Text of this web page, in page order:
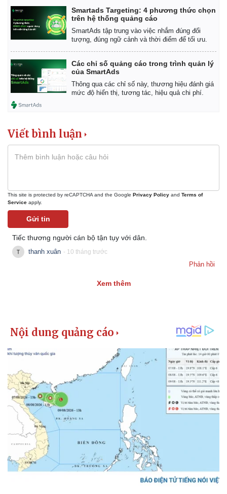
Lịch thi đấu bóng đá
Thế giới thể thao
Hậu trường
Ô tô - Xe máy
Xe máy
Smartads Targeting: 4 phương thức chọn
trên hệ thống quảng cáo
SmartAds tập trung vào việc nhắm đúng đối
tượng, đúng ngữ cảnh và thời điểm để tối ưu.
Các chỉ số quảng cáo trong trình quản lý
của SmartAds
Thông qua các chỉ số này, thương hiệu đánh giá
mức độ hiển thị, tương tác, hiệu quả chi phí.
Viết bình luận
This site is protected by reCAPTCHA and the Google Privacy Policy and Terms of
Service apply.
Gửi tin
Tiếc thương người cán bộ tận tụy với dân.
thanh xuân - 10 tháng trước
Phản hồi
Xem thêm